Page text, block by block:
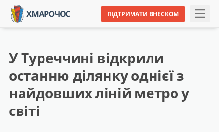
ПІДТРИМАТИ ВНЕСКОМ
У Туреччині відкрили
останню ділянку однієї з
найдовших ліній метро у
світі